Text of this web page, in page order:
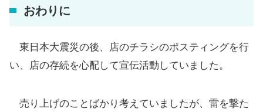
おわりに
東日本大震災の後、店のチラシのポスティングを行
い、店の存続を心配して宣伝活動していました。
売り上げのことばかり考えていましたが、雷を撃た